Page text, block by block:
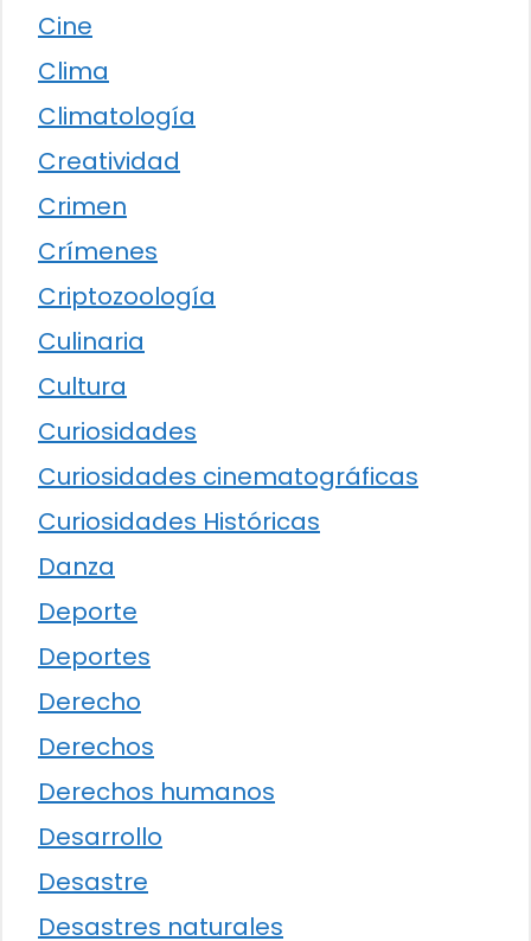
Cine
Clima
Climatología
Creatividad
Crimen
Crímenes
Criptozoología
Culinaria
Cultura
Curiosidades
Curiosidades cinematográficas
Curiosidades Históricas
Danza
Deporte
Deportes
Derecho
Derechos
Derechos humanos
Desarrollo
Desastre
Desastres naturales